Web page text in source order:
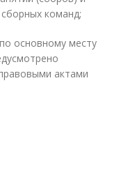
команд;
основному месту
актами